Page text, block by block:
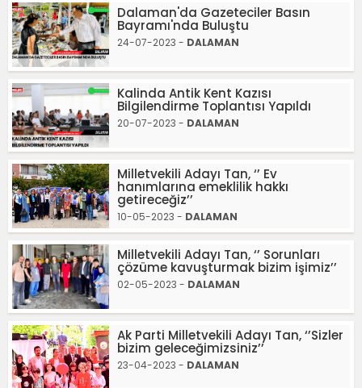
Dalaman'da Gazeteciler Basın
Bayramı'nda Buluştu
24-07-2023 - DALAMAN
Kalinda Antik Kent Kazısı
Bilgilendirme Toplantısı Yapıldı
20-07-2023 - DALAMAN
Milletvekili Adayı Tan, ‘’ Ev
hanımlarına emeklilik hakkı
getireceğiz’’
10-05-2023 - DALAMAN
Milletvekili Adayı Tan, ‘’ Sorunları
çözüme kavuşturmak bizim işimiz’’
02-05-2023 - DALAMAN
Ak Parti Milletvekili Adayı Tan, ‘’Sizler
bizim geleceğimizsiniz’’
23-04-2023 - DALAMAN